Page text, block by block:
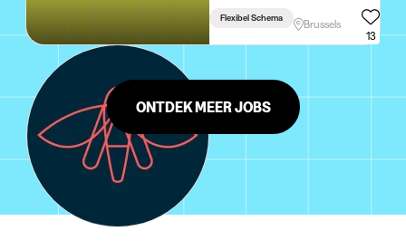
Flexibel Schema
Brussels
13
ONTDEK MEER JOBS